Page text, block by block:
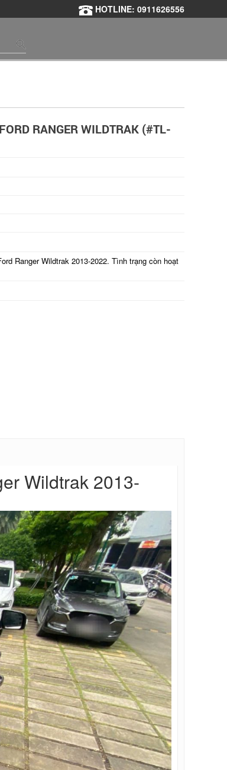
HOTLINE: 0911626556
RANGER WILDTRAK (#TL-
Ranger Wildtrak 2013-2022. Tình trạng còn hoạt
Wildtrak 2013-